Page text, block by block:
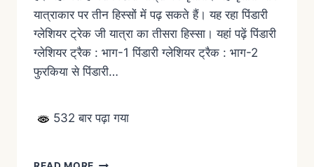
यात्राकार पर तीन हिस्सों में पढ़ सकते हैं। यह रहा पिंडारी
ग्लेशियर ट्रेक जी यात्रा का तीसरा हिस्सा। यहां पढ़ें पिंडारी
ग्लेशियर ट्रैक : भाग-1 पिंडारी ग्लेशियर ट्रैक : भाग-2
फुरकिया से पिंडारी…
532 बार पढ़ा गया